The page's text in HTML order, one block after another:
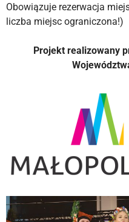
Obowiązuje rezerwacja
liczba miejsc ograniczona!)
Projekt realizowany